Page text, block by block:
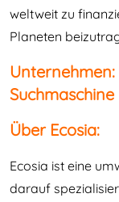
weltweit zu
Planeten
Suchmaschine
Über Ecosia:
Ecosia ist eine
darauf